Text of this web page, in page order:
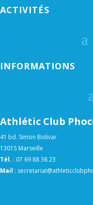
ACTIVITÉS
INFORMATIONS
Athlétic Club
41 bd. Simon Bolivar
13015 Marseille
Tél. : 07 69 88 38 23
Mail :